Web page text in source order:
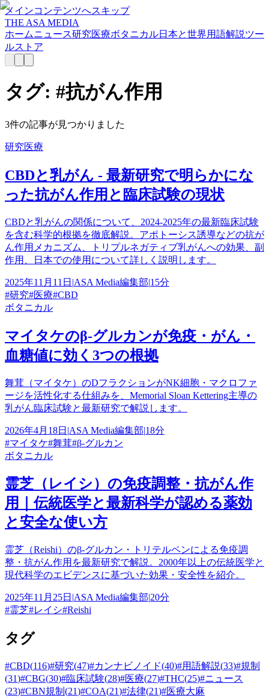
メインコンテンツへスキップ
THE ASA MEDIA
ホームニュース研究医療ボタニカル日本と世界用語解説ツー
ルストア
タグ: #抗がん作用
3件の記事が見つかりました
研究医療
CBDと乳がん - 最新研究で明らかにな
った抗がん作用と臨床試験の現状
CBDと乳がんの関係について、2024-2025年の最新臨床試験
を含む科学的根拠を徹底解説。アポトーシス誘導などの抗が
ん作用メカニズム、トリプルネガティブ乳がんへの効果、副
作用、日本での使用について詳しく説明します。
2025年11月11日 |ASA Media編集部|15分
#研究#医療#CBD
ボタニカル
マイタケのβ-グルカンが免疫・がん・
血糖値に効く3つの根拠
舞茸（マイタケ）のDフラクションがNK細胞・マクロファ
ージを活性化する仕組みを、Memorial Sloan Kettering主導の
乳がん臨床試験と最新研究で解説します。
2026年4月18日 |ASA Media編集部|18分
#マイタケ#舞茸#β-グルカン
ボタニカル
霊芝（レイシ）の免疫調整・抗がん作
用｜伝統医学と最新科学が認める薬効
と安全な使い方
霊芝（Reishi）のβ-グルカン・トリテルペンによる免疫調
整・抗がん作用を最新研究で解説。2000年以上の伝統医学と
現代科学のエビデンスに基づいた効果・安全性を紹介。
2025年11月25日 |ASA Media編集部|20分
#霊芝#レイシ#Reishi
タグ
#CBD(116)#研究(47)#カンナビノイド(40)#用語解説(33)#規制
(31)#CBG(30)#臨床試験(28)#医療(27)#THC(25)#ニュース
(23)#CBN規制 (21)#COA(21)#法律(21)#医療大麻